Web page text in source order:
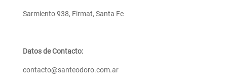
Sarmiento 938, Firmat, Santa Fe
Datos de Contacto:
contacto@santeodoro.com.ar